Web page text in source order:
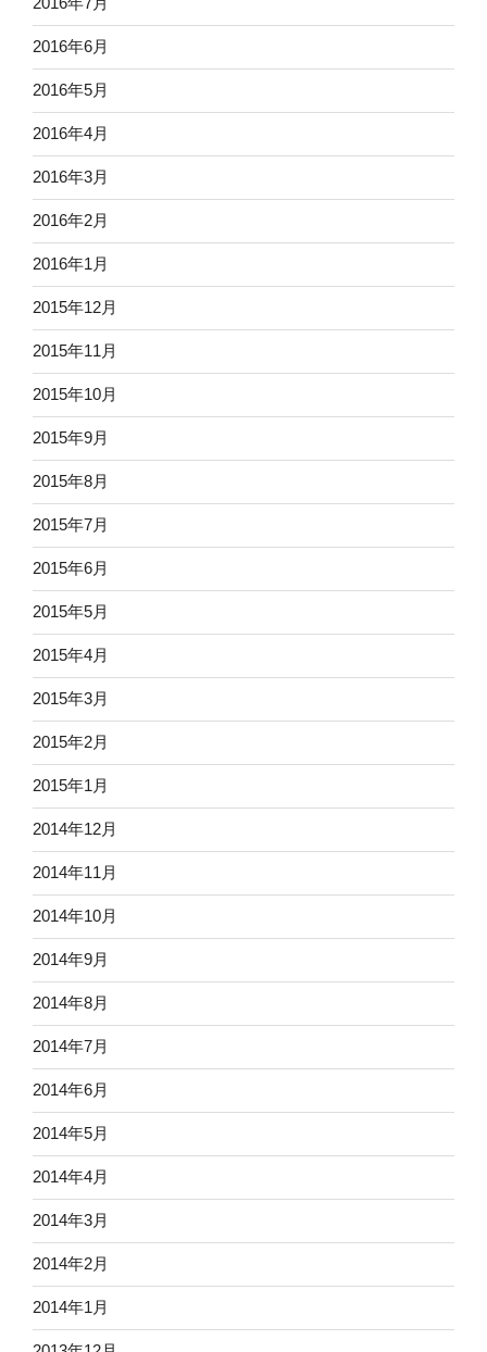
2016年6月
2016年5月
2016年4月
2016年3月
2016年2月
2016年1月
2015年12月
2015年11月
2015年10月
2015年9月
2015年8月
2015年7月
2015年6月
2015年5月
2015年4月
2015年3月
2015年2月
2015年1月
2014年12月
2014年11月
2014年10月
2014年9月
2014年8月
2014年7月
2014年6月
2014年5月
2014年4月
2014年3月
2014年2月
2014年1月